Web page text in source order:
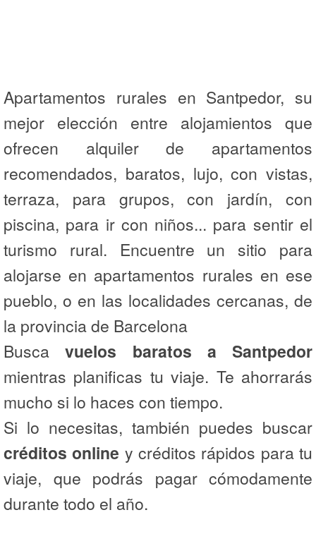
Apartamentos rurales en Santpedor, su
mejor elección entre alojamientos que
ofrecen alquiler de apartamentos
recomendados, baratos, lujo, con vistas,
terraza, para grupos, con jardín, con
piscina, para ir con niños... para sentir el
turismo rural. Encuentre un sitio para
alojarse en apartamentos rurales en ese
pueblo, o en las localidades cercanas, de
la provincia de Barcelona
Buscavuelos baratos a Santpedor
mientras planificas tu viaje. Te ahorrarás
mucho si lo haces con tiempo.
Si lo necesitas, también puedes buscar
créditos online y créditos rápidos para tu
viaje, que podrás pagar cómodamente
durante todo el año.